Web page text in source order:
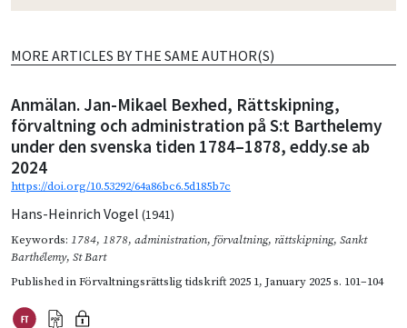
MORE ARTICLES BY THE SAME AUTHOR(S)
Anmälan. Jan-Mikael Bexhed, Rättskipning,
förvaltning och administration på S:t Barthelemy
under den svenska tiden 1784–1878, eddy.se ab
2024
https://doi.org/10.53292/64a86bc6.5d185b7c
Hans-Heinrich Vogel (1941)
Keywords: 1784, 1878, administration, förvaltning, rättskipning, Sankt
Barthélemy, St Bart
Published inFörvaltningsrättslig tidskrift 2025 1, January 2025s. 101–104